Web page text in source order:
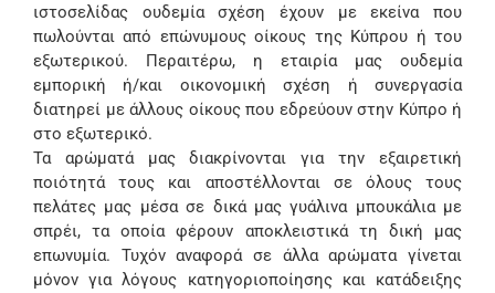
ιστοσελίδας ουδεμία σχέση έχουν με εκείνα που
πωλούνται από επώνυμους οίκους της Κύπρου ή του
εξωτερικού. Περαιτέρω, η εταιρία μας ουδεμία
εμπορική ή/και οικονομική σχέση ή συνεργασία
διατηρεί με άλλους οίκους που εδρεύουν στην Κύπρο ή
στο εξωτερικό.
Τα αρώματά μας διακρίνονται για την εξαιρετική
ποιότητά τους και αποστέλλονται σε όλους τους
πελάτες μας μέσα σε δικά μας γυάλινα μπουκάλια με
σπρέι, τα οποία φέρουν αποκλειστικά τη δική μας
επωνυμία. Τυχόν αναφορά σε άλλα αρώματα γίνεται
μόνον για λόγους κατηγοριοποίησης και κατάδειξης